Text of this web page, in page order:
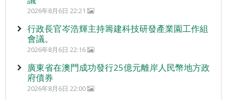
2026年8月6日 22:21
行政長官岑浩輝主持籌建科技研發產業園工作組
會議。
2026年8月6日 22:16
廣東省在澳門成功發行25億元離岸人民幣地方政
府債券
2026年8月6日 22:00